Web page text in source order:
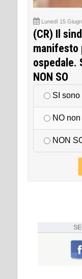
Lunedì 15
(CR) Il
manifesto
ospedale.
NON SO
SI
NO
NON